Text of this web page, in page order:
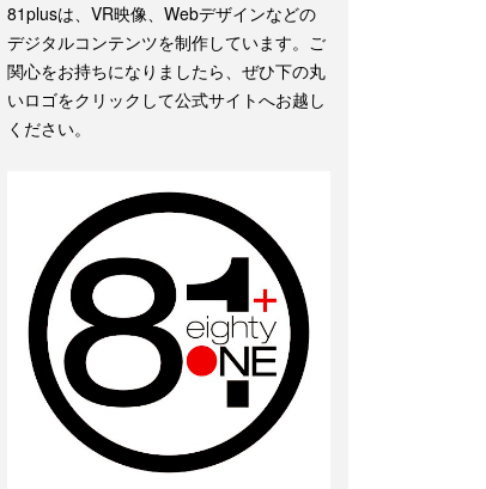
81plusは、VR映像、Webデザインなどの
デジタルコンテンツを制作しています。ご
関心をお持ちになりましたら、ぜひ下の丸
いロゴをクリックして公式サイトへお越し
ください。